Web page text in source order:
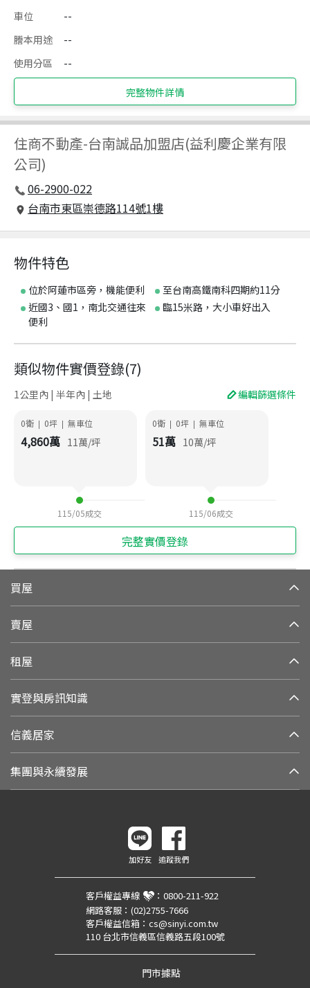
車位
--
謄本用途
--
使用分區
--
完整物件詳情
住商不動產-台南誠品加盟店(益利慶企業有限
公司)
06-2900-022
台南市東區崇德路114號1樓
物件特色
位於阿蓮市區旁，機能便利
至台南高鐵南科四期約11分
近國3、國1，南北交通往來
便利
臨15米路，大小車好出入
類似物件實價登錄(7)
1公里內 | 半年內 | 土地 編輯篩選條件
0衛 | 0坪 | 無車位
4,860萬 11萬/坪
115/05成交
0衛 | 0坪 | 無車位
51萬 10萬/坪
115/06成交
完整實價登錄
買屋
賣屋
租屋
實登與房訊知識
信義居家
集團與永續發展
加好友 追蹤我們
客戶權益專線 ： 0800-211-922
網路客服： (02)2755-7666
客戶權益信箱： cs@sinyi.com.tw
110 台北市信義區信義路五段100號
門市據點